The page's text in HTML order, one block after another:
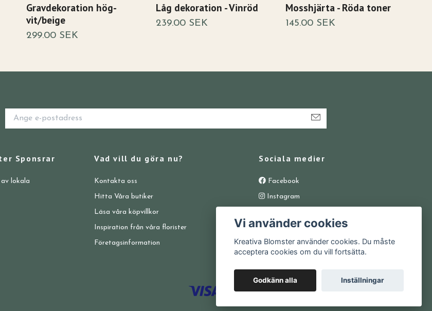
Gravdekoration hög-
vit/beige
299.00 SEK
Låg dekoration - Vinröd
239.00 SEK
Mosshjärta - Röda toner
145.00 SEK
Sponsrar
lokala
Vad vill du göra nu?
Kontakta oss
Hitta Våra butiker
Läsa våra köpvillkor
Inspiration från våra florister
Företagsinformation
Sociala medier
Facebook
Instagram
Vi använder cookies
Kreativa Blomster använder cookies. Du måste
acceptera cookies om du vill fortsätta.
Godkänn alla Inställningar